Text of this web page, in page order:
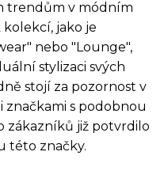
trendům v módním
jako je
nebo "Lounge",
stylizaci svých
stojí za pozornost v
značkami s podobnou
zákazníků již potvrdilo
této značky.